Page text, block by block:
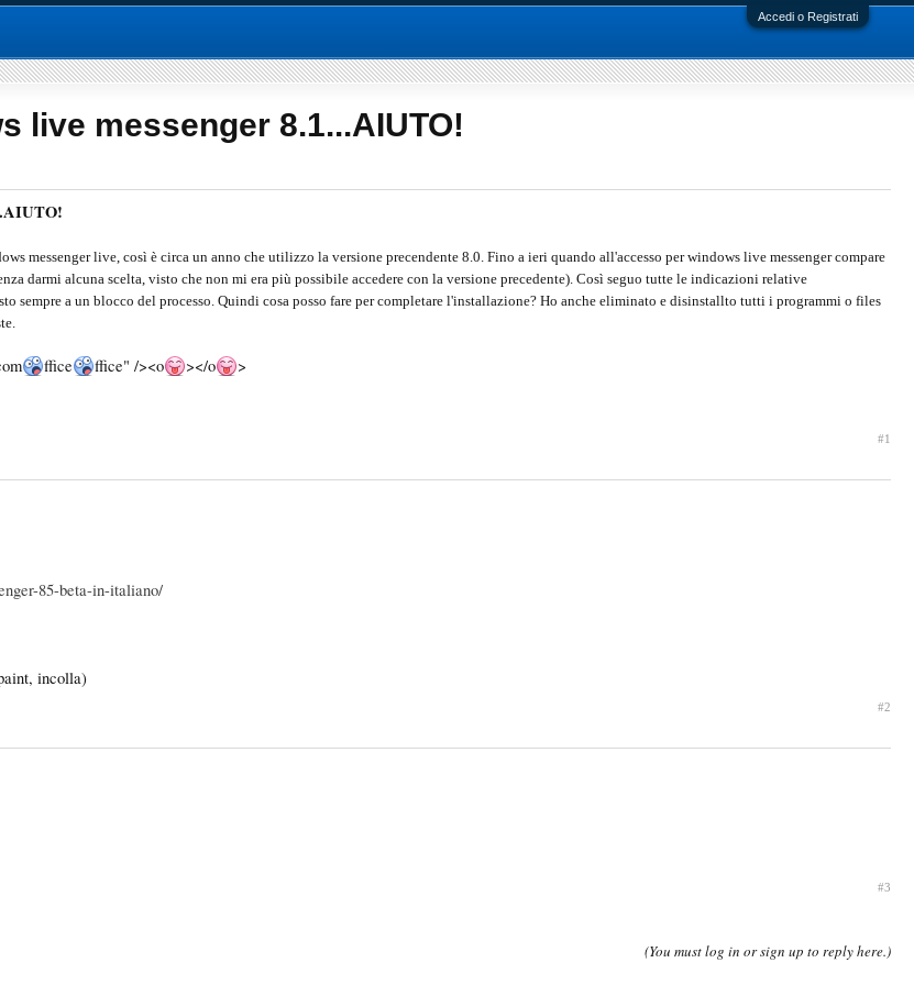
Accedi o Registrati
live messenger 8.1...AIUTO!
messenger live, così è circa un anno che utilizzo la versione precendente 8.0. Fino a ieri quando all'accesso per windows live messenger compare
darmi alcuna scelta, visto che non mi era più possibile accedere con la versione precedente). Così seguo tutte le indicazioni relative
sempre a un blocco del processo. Quindi cosa posso fare per completare l'installazione? Ho anche eliminato e disinstallto tutti i programmi o files
ffice ffice" /><o ></o >
#1
85-beta-in-italiano/
incolla)
#2
#3
(You must log in or sign up to reply here.)